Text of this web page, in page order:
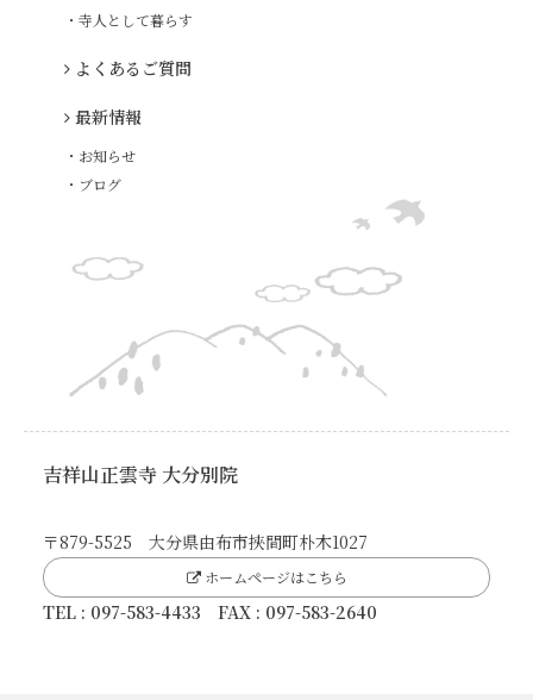
・寺人として暮らす
よくあるご質問
最新情報
・お知らせ
・ブログ
吉祥山正雲寺 大分別院
〒879-5525 大分県由布市挾間町朴木1027
ホームページはこちら
TEL : 097-583-4433 FAX : 097-583-2640